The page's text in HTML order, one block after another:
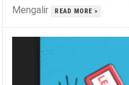
Mengalir
READ MORE »